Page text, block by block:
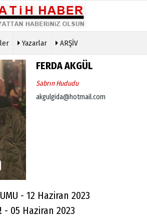
Biyografiler
Köşe
Yazarları
Video
Galeri
Politikası
Yazarlar ARŞİV
FERDA AKGÜL
Sabrın Hududu
akgulgida@hotmail.com
- 12 Haziran 2023
- 05 Haziran 2023